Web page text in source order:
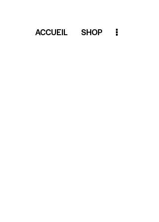
ACCUEIL SHOP